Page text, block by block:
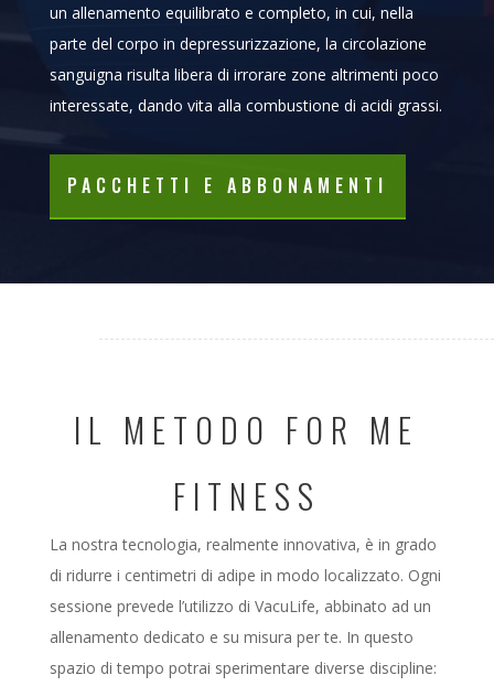
un allenamento equilibrato e completo, in cui, nella
parte del corpo in depressurizzazione, la circolazione
sanguigna risulta libera di irrorare zone altrimenti poco
interessate, dando vita alla combustione di acidi grassi.
PACCHETTI E ABBONAMENTI
IL METODO FOR ME
FITNESS
La nostra tecnologia, realmente innovativa, è in grado
di ridurre i centimetri di adipe in modo localizzato. Ogni
sessione prevede l’utilizzo di VacuLife, abbinato ad un
allenamento dedicato e su misura per te. In questo
spazio di tempo potrai sperimentare diverse discipline: